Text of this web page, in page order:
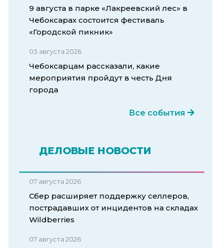
9 августа в парке «Лакреевский лес» в
Чебоксарах состоится фестиваль
«Городской пикник»
03 августа 2026
Чебоксарцам рассказали, какие
мероприятия пройдут в честь Дня
города
Все события
ДЕЛОВЫЕ НОВОСТИ
07 августа 2026
Сбер расширяет поддержку селлеров,
пострадавших от инцидентов на складах
Wildberries
07 августа 2026